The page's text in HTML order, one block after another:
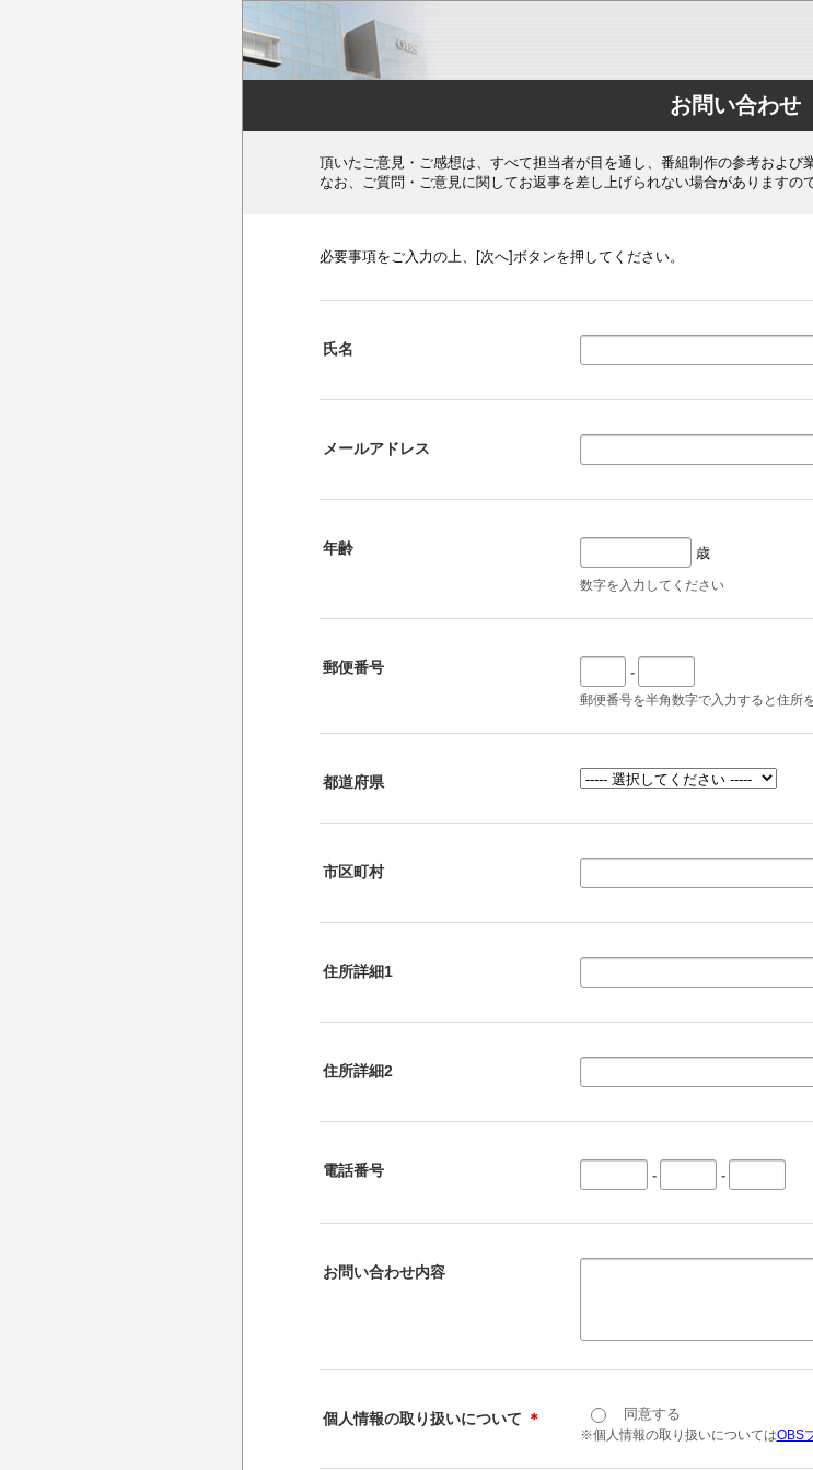
お問い合わせ
頂いたご意見・ご感想は、すべて担当者が目を通し、番組制作の参考および
なお、ご質問・ご意見に関してお返事を差し上げられない場合がありますの
必要事項をご入力の上、[次へ]ボタンを押してください。
氏名
メールアドレス
年齢 歳
数字を入力してください
郵便番号 -
郵便番号を半角数字で入力すると住所
都道府県
市区町村
住所詳細1
住所詳細2
電話番号 - -
お問い合わせ内容
個人情報の取り扱いについて ＊ 同意する
※個人情報の取り扱いについてはOBS